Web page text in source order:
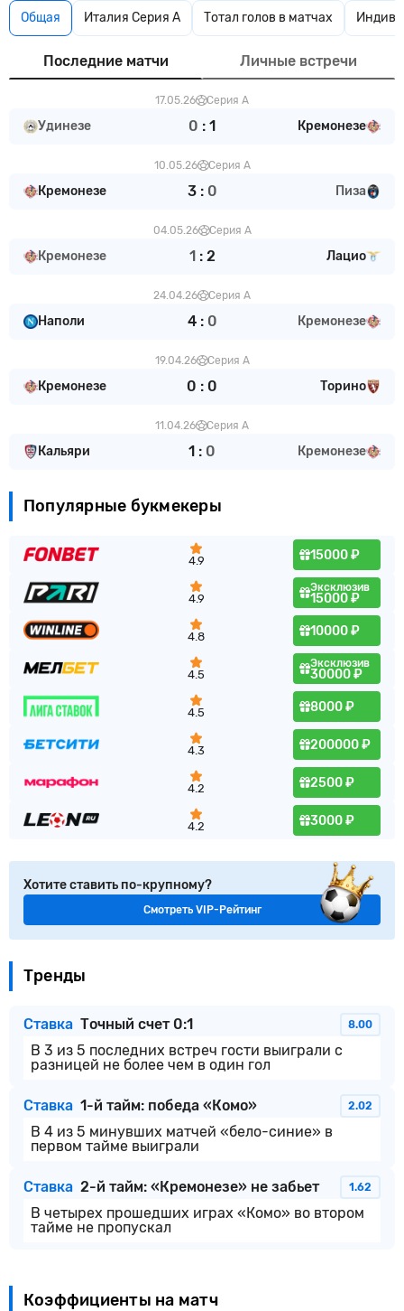
Общая Италия Серия А Тотал голов в матчах
Последние матчи Личные встречи
17.05.26 Серия А
Удинезе 0 : 1 Кремонезе
10.05.26 Серия А
Кремонезе 3: 0 Пиза
04.05.26 Серия А
Кремонезе 1: 2 Лацио
24.04.26 Серия А
Наполи 4: 0 Кремонезе
19.04.26 Серия А
Кремонезе 0 : 0 Торино
11.04.26 Серия А
Кальяри 1 : 0 Кремонезе
Популярные букмекеры
4.9 15000 ₽
4.9
Эксклюзив
15000 ₽
4.8 10000 ₽
4.5
Эксклюзив
30000 ₽
4.5 8000 ₽
4.3 200000 ₽
4.2 2500 ₽
4.2 3000 ₽
Хотите ставить по-крупному?
Смотреть VIP-Рейтинг
Тренды
Ставка Точный счет 0:1 8.00
В 3 из 5 последних встреч гости выиграли с
разницей не более чем в один гол
Ставка 1-й тайм: победа «Комо» 2.02
В 4 из 5 минувших матчей «бело-синие» в
первом тайме выиграли
Ставка 2-й тайм: «Кремонезе» не забьет 1.62
В четырех прошедших играх «Комо» во втором
тайме не пропускал
Коэффициенты на матч